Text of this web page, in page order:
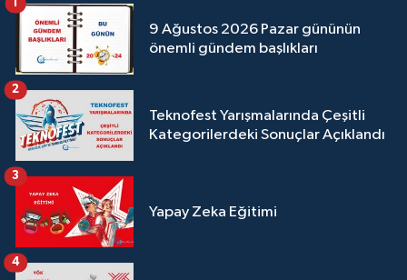
9 Ağustos 2026 Pazar gününün
önemli gündem başlıkları
Teknofest Yarışmalarında Çeşitli
Kategorilerdeki Sonuçlar Açıklandı
2
Yapay Zeka Eğitimi
3
4